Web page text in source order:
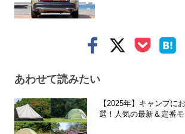
あわせて読みたい
【2025年】キャンプに
選！人気の最新＆定番